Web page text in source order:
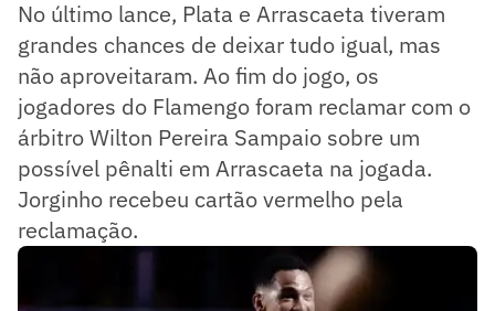
No último lance, Plata e Arrascaeta tiveram
grandes chances de deixar tudo igual, mas
não aproveitaram. Ao fim do jogo, os
jogadores do Flamengo foram reclamar com o
árbitro Wilton Pereira Sampaio sobre um
possível pênalti em Arrascaeta na jogada.
Jorginho recebeu cartão vermelho pela
reclamação.